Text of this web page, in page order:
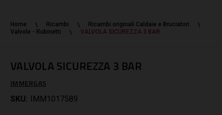
Home Ricambi
Ricambi originali Caldaie e Bruciatori
Valvole - Rubinetti
VALVOLA SICUREZZA 3 BAR
VALVOLA SICUREZZA 3 BAR
IMMERGAS
SKU: IMM1017589